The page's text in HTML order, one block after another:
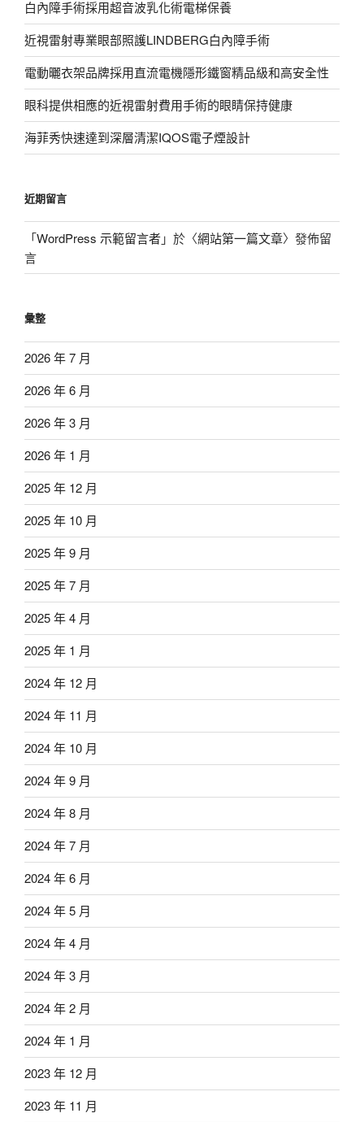
白內障手術採用超音波乳化術電梯保養
近視雷射專業眼部照護LINDBERG白內障手術
電動曬衣架品牌採用直流電機隱形鐵窗精品級和高安全性
眼科提供相應的近視雷射費用手術的眼睛保持健康
海菲秀快速達到深層清潔IQOS電子煙設計
近期留言
「WordPress 示範留言者」於〈網站第一篇文章〉發佈留
言
彙整
2026 年 7 月
2026 年 6 月
2026 年 3 月
2026 年 1 月
2025 年 12 月
2025 年 10 月
2025 年 9 月
2025 年 7 月
2025 年 4 月
2025 年 1 月
2024 年 12 月
2024 年 11 月
2024 年 10 月
2024 年 9 月
2024 年 8 月
2024 年 7 月
2024 年 6 月
2024 年 5 月
2024 年 4 月
2024 年 3 月
2024 年 2 月
2024 年 1 月
2023 年 12 月
2023 年 11 月